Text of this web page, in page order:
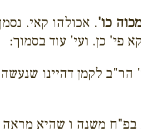
כו'. אכולהו קאי.
פי' כן. ועי' עוד בסמוך:
הר"ב לקמן דהיינו
משנה ו שהיא מראה